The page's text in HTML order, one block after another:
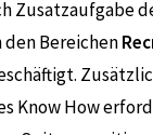
Zusatzaufgabe
den Bereichen
Know How